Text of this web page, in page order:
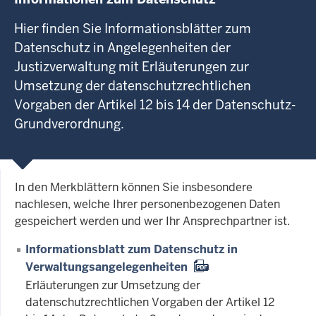
Hier finden Sie Informationsblätter zum
Datenschutz in Angelegenheiten der
Justizverwaltung mit Erläuterungen zur
Umsetzung der datenschutzrechtlichen
Vorgaben der Artikel 12 bis 14 der Datenschutz-
Grundverordnung.
In den Merkblättern können Sie insbesondere
nachlesen, welche Ihrer personenbezogenen Daten
gespeichert werden und wer Ihr Ansprechpartner ist.
Informationsblatt zum Datenschutz in
Verwaltungsangelegenheiten
Erläuterungen zur Umsetzung der
datenschutzrechtlichen Vorgaben der Artikel 12